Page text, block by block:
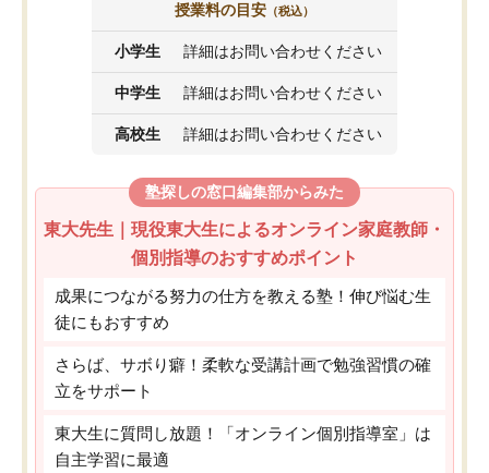
授業料の目安 （税込）
小学生 詳細はお問い合わせください
中学生 詳細はお問い合わせください
高校生 詳細はお問い合わせください
塾探しの窓口編集部からみた
東大先生｜現役東大生によるオンライン家庭教師・
個別指導のおすすめポイント
成果につながる努力の仕方を教える塾！伸び悩む生
徒にもおすすめ
さらば、サボり癖！柔軟な受講計画で勉強習慣の確
立をサポート
東大生に質問し放題！「オンライン個別指導室」は
自主学習に最適